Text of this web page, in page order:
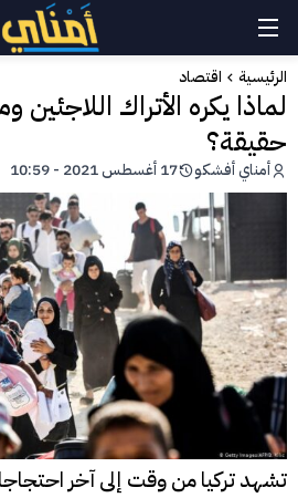
الرئيسية اقتصاد
لماذا يكره الأتراك
حقيقة؟
أمناي أفشكو 17 أغسطس 2021 - 10:59
تشهد تركيا من وقت إلى آخر